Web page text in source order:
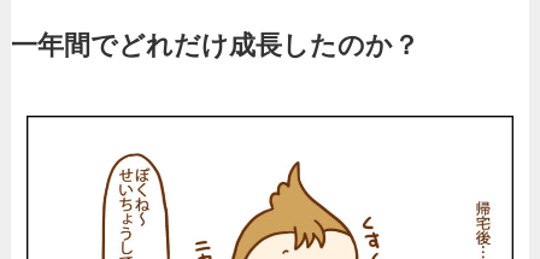
一年間でどれだけ成長したのか？